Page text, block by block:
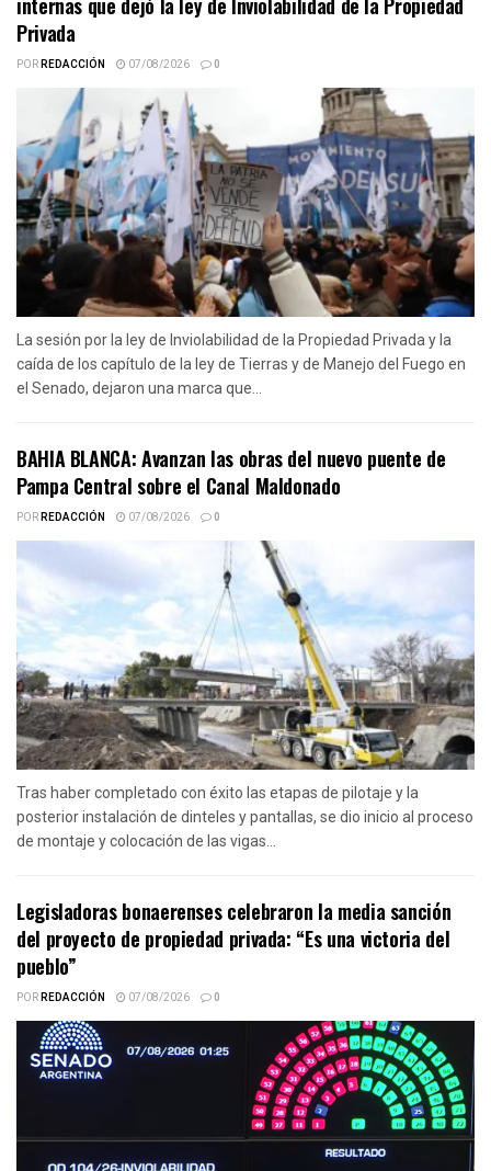
Privada
PORREDACCIÓN 07/08/2026 0
La sesión por la ley de Inviolabilidad de la Propiedad Privada y la
caída de los capítulo de la ley de Tierras y de Manejo del Fuego en
el Senado, dejaron una marca que...
BAHIA BLANCA: Avanzan las obras del nuevo puente de
Pampa Central sobre el Canal Maldonado
PORREDACCIÓN 07/08/2026 0
Tras haber completado con éxito las etapas de pilotaje y la
posterior instalación de dinteles y pantallas, se dio inicio al proceso
de montaje y colocación de las vigas...
Legisladoras bonaerenses celebraron la media sanción
del proyecto de propiedad privada: “Es una victoria del
pueblo”
PORREDACCIÓN 07/08/2026 0